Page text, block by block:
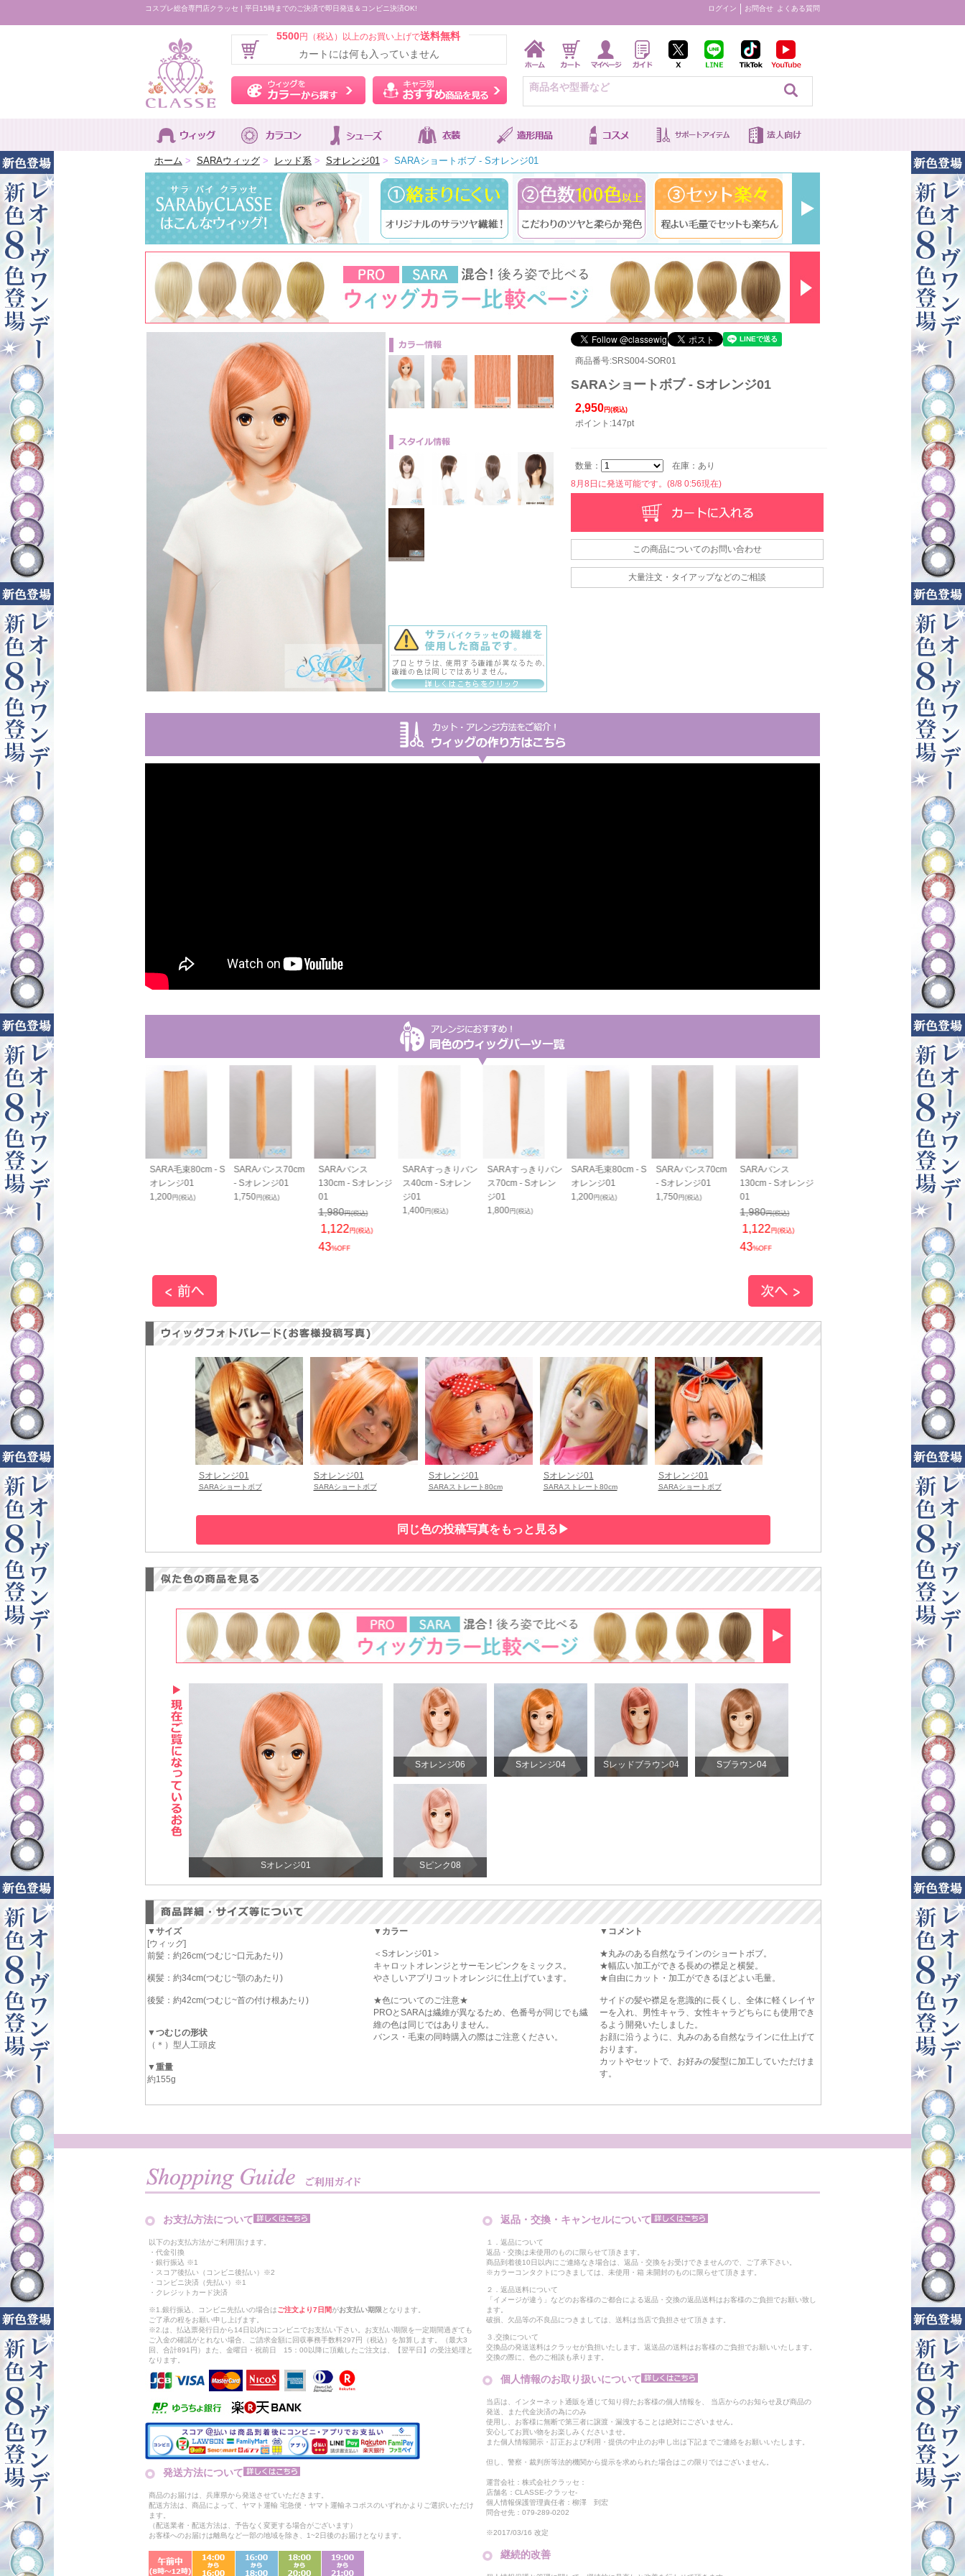
コスプレ総合専門店クラッセ | 平日15時までのご決済で即日発送＆コンビニ決済OK! ログイン お問合せ よくある質問
5500円（税込）以上のお買い上げで送料無料
カートには何も入っていません
ウィッグをカラーから探す キャラ別おすすめ商品を見る
ホーム > SARAウィッグ > レッド系 > Sオレンジ01 > SARAショートボブ - Sオレンジ01
商品番号:SRS004-SOR01
SARAショートボブ - Sオレンジ01
2,950 円(税込)
ポイント:147pt
数量：
在庫：あり
8月8日に発送可能です。(8/8 0:56現在)
この商品についてのお問い合わせ
大量注文・タイアップなどのご相談
すっきりバン
- Sオレン
円(税込)
SARA毛束80cm - S
オレンジ01
1,200 円(税込)
SARAバンス70cm
- Sオレンジ01
1,750 円(税込)
SARAバンス
130cm - Sオレンジ
01
1,980円(税込)
1,122円(税込)
43%OFF
SARAすっきりバン
ス40cm - Sオレン
ジ01
1,400 円(税込)
SARAすっきりバン
ス70cm - Sオレン
ジ01
1,800 円(税込)
SARA毛束80cm - S
オレンジ01
1,200 円(税込)
SARAバンス70cm
- Sオレンジ01
1,750 円(税込)
SARAバンス
130cm - Sオレンジ
01
1,980円(税込)
1,122円(税込)
43%OFF
SARAすっき
ス70cm - Sオ
ジ01
1,800
Sオレンジ01
SARAショートボブ
Sオレンジ01
SARAショートボブ
Sオレンジ01
SARAストレート80cm
Sオレンジ01
SARAストレート80cm
Sオレンジ01
SARAショートボブ
Sオレンジ01
Sオレンジ06 Sオレンジ04 Sレッドブラウン04 Sブラウン04
Sピンク08
▼サイズ
[ウィッグ]
前髪：約26cm(つむじ~口元あたり)
横髪：約34cm(つむじ~顎のあたり)
後髪：約42cm(つむじ~首の付け根あたり)
▼つむじの形状
（＊）型人工頭皮
▼重量
約155g
▼カラー
＜Sオレンジ01＞
キャロットオレンジとサーモンピンクをミックス。
やさしいアプリコットオレンジに仕上げています。
★色についてのご注意★
PROとSARAは繊維が異なるため、色番号が同じでも繊
維の色は同じではありません。
バンス・毛束の同時購入の際はご注意ください。
▼コメント
★丸みのある自然なラインのショートボブ。
★幅広い加工ができる長めの襟足と横髪。
★自由にカット・加工ができるほどよい毛量。
サイドの髪や襟足を意識的に長くし、全体に軽くレイヤ
ーを入れ、男性キャラ、女性キャラどちらにも使用でき
るよう開発いたしました。
お顔に沿うように、丸みのある自然なラインに仕上げて
おります。
カットやセットで、お好みの髪型に加工していただけま
す。
お支払方法について
以下のお支払方法がご利用頂けます。
・代金引換
・銀行振込 ※1
・スコア後払い（コンビニ後払い）※2
・コンビニ決済（先払い）※1
・クレジットカード決済
※1.銀行振込、コンビニ先払いの場合はご注文より7日間がお支払い期限 となります。
ご了承の程をお願い申し上げます。
※2.は、払込票発行日から14日以内にコンビニでお支払い下さい。お支払い期限を一定期間過ぎても
ご入金の確認がとれない場合、ご請求金額に回収事務手数料297円（税込）を加算します。（最大3
回、合計891円）また、金曜日・祝前日 15：00以降に頂戴したご注文は、【翌平日】の受注処理と
なります。
発送方法について
商品のお届けは、兵庫県から発送させていただきます。
配送方法は、商品によって、ヤマト運輸 宅急便・ヤマト運輸ネコポスのいずれかよりご選択いただけ
ます。
（配送業者・配送方法は、予告なく変更する場合がございます）
お客様へのお届けは離島など一部の地域を除き、1~2日後のお届けとなります。
返品・交換・キャンセルについて
１．返品について
返品・交換は未使用のものに限らせて頂きます。
商品到着後10日以内にご連絡なき場合は、返品・交換をお受けできませんので、ご了承下さい。
※カラーコンタクトにつきましては、未使用・箱 未開封のものに限らせて頂きます。
２．返品送料について
「イメージが違う」などのお客様のご都合による返品・交換の返品送料はお客様のご負担でお願い致し
ます。
破損、欠品等の不良品につきましては、送料は当店で負担させて頂きます。
３.交換について
交換品の発送送料はクラッセが負担いたします。返送品の送料はお客様のご負担でお願いいたします。
交換の際に、色のご相談も承ります。
個人情報のお取り扱いについて
当店は、インターネット通販を通じて知り得たお客様の個人情報を、 当店からのお知らせ及び商品の
発送、また代金決済の為にのみ
使用し、お客様に無断で第三者に譲渡・漏洩することは絶対にございません。
安心してお買い物をお楽しみくださいませ。
また個人情報開示・訂正および利用・提供の中止のお申し出は下記までご連絡をお願いいたします。
但し、警察・裁判所等法的機関から提示を求められた場合はこの限りではございません。
運営会社：株式会社クラッセ：
店舗名：CLASSE-クラッセ-
個人情報保護管理責任者：柳澤 到宏
問合せ先：079-289-0202
※2017/03/16 改定
継続的改善